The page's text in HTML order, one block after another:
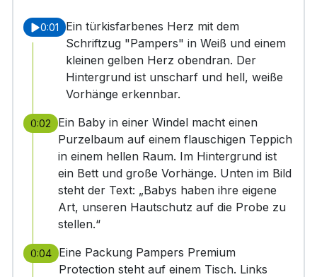
0:01
Ein türkisfarbenes Herz mit dem
Schriftzug "Pampers" in Weiß und einem
kleinen gelben Herz obendran. Der
Hintergrund ist unscharf und hell, weiße
Vorhänge erkennbar.
0:02
Ein Baby in einer Windel macht einen
Purzelbaum auf einem flauschigen Teppich
in einem hellen Raum. Im Hintergrund ist
ein Bett und große Vorhänge. Unten im Bild
steht der Text: „Babys haben ihre eigene
Art, unseren Hautschutz auf die Probe zu
stellen.“
0:04 Eine Packung Pampers Premium
Protection steht auf einem Tisch. Links